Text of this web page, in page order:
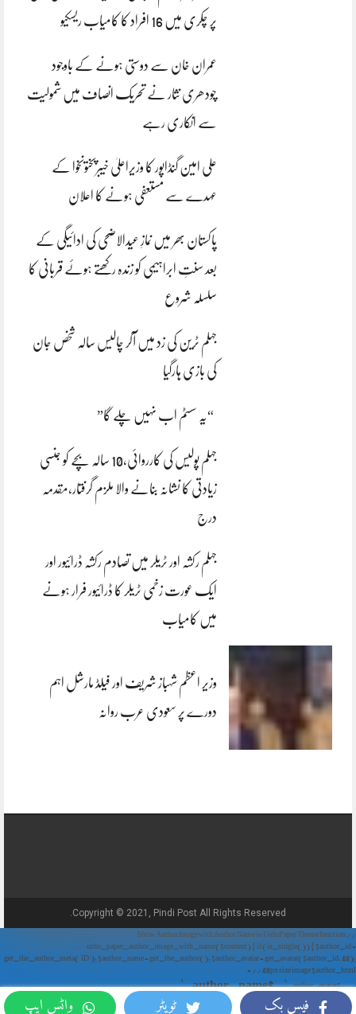
فیس بک ٹویٹر واٹس ایپ
پر چکری میں 16 افراد کا کامیاب ریسکیو
عمران خان سے دوستی ہونے کے باوجود
چودھری نثار نے تحریک انصاف میں شمولیت
سے انکاری رہے
علی امین گنڈاپور کا وزیراعلیٰ خیبرپختونخوا کے
عہدے سے مستعفی ہونے کا اعلان
پاکستان بھر میں نمازِ عیدالاضحی کی ادائیگی کے
بعد سنتِ ابراہیمی کو زندہ رکھتے ہوئے قربانی کا
سلسلہ شروع
جہلم ٹرین کی زد میں آکر چالیس سالہ شخص جان
کی بازی ہارگیا
“یہ سسٹم اب نہیں چلے گا”
جہلم پولیس کی کارروائی،10 سالہ بچے کو جنسی
زیادتی کا نشانہ بنانے والا ملزم گرفتار،مقدمہ
درج
جہلم رکشہ اور ٹریلر میں تصادم رکشہ ڈرائیور اور
ایک عورت زخمی ٹریلر کا ڈرائیور فرار ہونے
میں کامیاب
وزیر اعظم شہباز شریف اور فیلڈ مارشل اہم
دورے پر سعودی عرب روانہ
Copyright © 2021, Pindi Post All Rights Reserved.
// Show Author Image with Author Name in UrduPaper Theme function
urdu_paper_author_image_with_name($content) { if (is_single()) { $author_id =
get_the_author_meta('ID'); $author_name = get_the_author(); $author_avatar = get_avatar($author_id, 48);
// 48px size image $author_html = '
' . $author_avatar . '
' . $author_name . '
'; return $author_html . $content; } return $content; } add_filter('the_content',